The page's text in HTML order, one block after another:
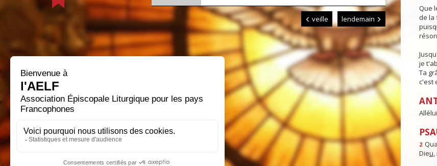
veille lendemain
Que
de la
je
Ta
c'est
2
Dieu